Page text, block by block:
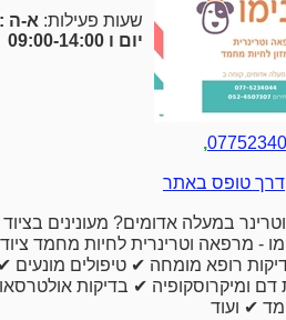
שעות פעילות: א-ה :10:00-20:00
יום ו 09:00-14:00
,
דרך טופס באתר
במעלה אדומים? מעונינים
- מרפאה וטרינרית לחיות מחמד
רופא מומחה ✔ טיפולים מונעים
ומיקרוסקופיה ✔ בדיקות
✔ ועוד